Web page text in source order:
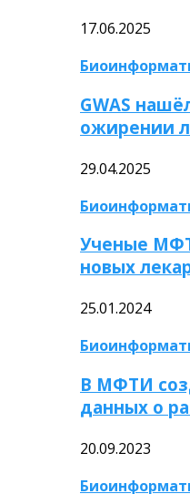
17.06.2025
GWAS
ожирении
29.04.2025
Ученые
новых
25.01.2024
В МФТИ
данных о
20.09.2023